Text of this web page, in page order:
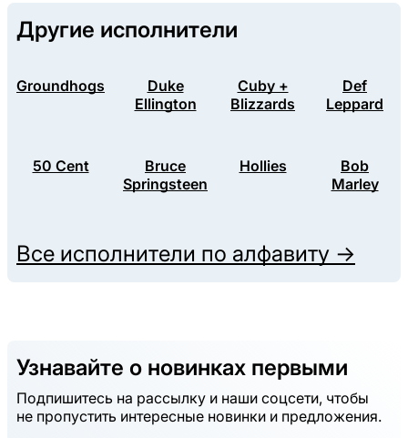
Другие исполнители
Groundhogs
Duke
Ellington
Cuby +
Blizzards
Def
Leppard
50 Cent
Bruce
Springsteen
Hollies
Bob
Marley
Все исполнители по алфавиту →
Узнавайте о новинках первыми
Подпишитесь на рассылку и наши соцсети, чтобы
не пропустить интересные новинки и предложения.